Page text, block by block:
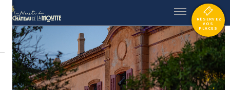
RÉSERVEZ
VOS
PLACES